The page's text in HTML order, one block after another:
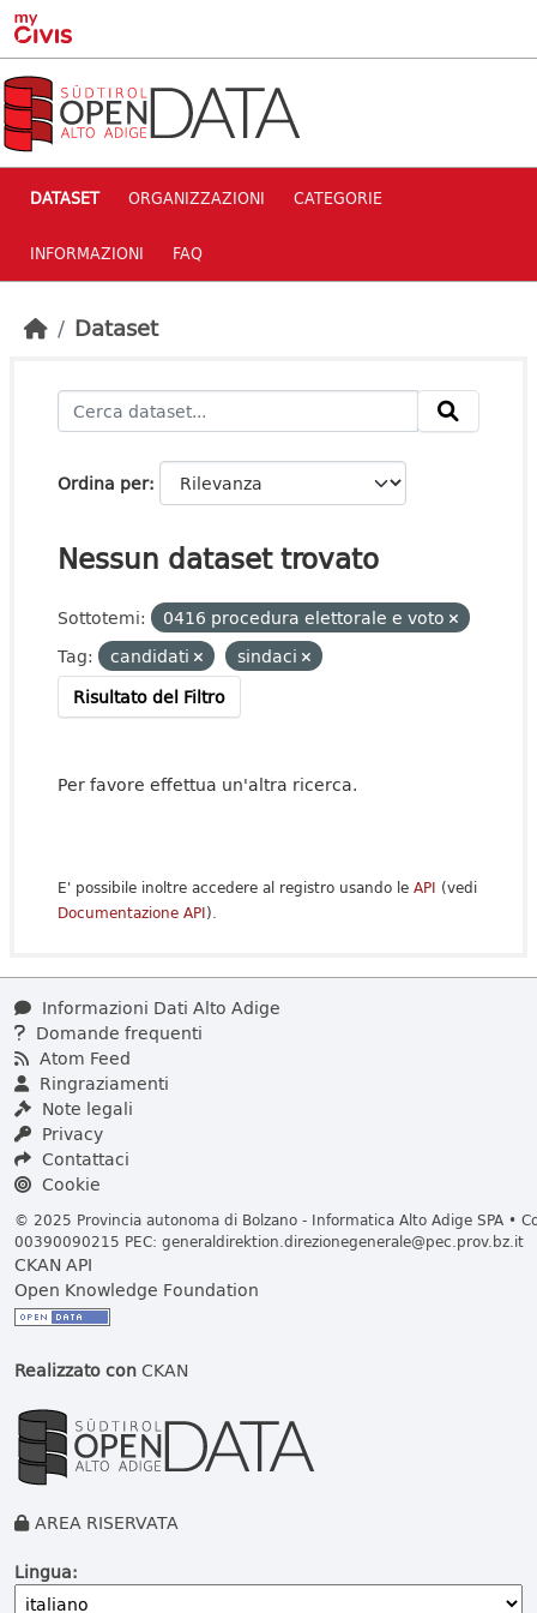
Skip to main content
DATASET ORGANIZZAZIONI CATEGORIE
INFORMAZIONI FAQ
Dataset
Ordina per
Nessun dataset trovato
Sottotemi:
0416 procedura elettorale e voto
Tag:
candidati
sindaci
Risultato del Filtro
Per favore effettua un'altra ricerca.
E' possibile inoltre accedere al registro usando le API (vedi
Documentazione API).
Informazioni Dati Alto Adige
Domande frequenti
Atom Feed
Ringraziamenti
Note legali
Privacy
Contattaci
Cookie
© 2025 Provincia autonoma di Bolzano - Informatica Alto Adige SPA •
00390090215 PEC: generaldirektion.direzionegenerale@pec.prov.bz.it
CKAN API
Open Knowledge Foundation
Realizzato conCKAN
AREA RISERVATA
Lingua